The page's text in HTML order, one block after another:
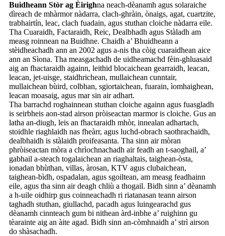
Buidheann Stòr ag Èirighna neach-dèanamh agus solaraiche
dìreach de mhàrmor nàdarra, clach-ghràin, ònaigs, agat, cuartzite,
trabhairtín, leac, clach fuadain, agus stuthan cloiche nàdarra eile.
Tha Cuaraidh, Factaraidh, Reic, Dealbhadh agus Stàladh am
measg roinnean na Buidhne. Chaidh a’ Bhuidheann a
stèidheachadh ann an 2002 agus a-nis tha còig cuaraidhean aice
ann an Sìona. Tha measgachadh de uidheamachd fèin-ghluasaid
aig an fhactaraidh againn, leithid blocaichean gearraidh, leacan,
leacan, jet-uisge, staidhrichean, mullaichean cunntair,
mullaichean bùird, colbhan, sgiortaichean, fuarain, ìomhaighean,
leacan moasaig, agus mar sin air adhart.
Tha barrachd roghainnean stuthan cloiche againn agus fuasgladh
is seirbheis aon-stad airson pròiseactan marmor is cloiche. Gus an
latha an-diugh, leis an fhactaraidh mhòr, innealan adhartach,
stoidhle riaghlaidh nas fheàrr, agus luchd-obrach saothrachaidh,
dealbhaidh is stàlaidh proifeasanta. Tha sinn air mòran
phròiseactan mòra a chrìochnachadh air feadh an t-saoghail, a’
gabhail a-steach togalaichean an riaghaltais, taighean-òsta,
ionadan bhùthan, villas, àrosan, KTV agus clubaichean,
taighean-bìdh, ospadalan, agus sgoiltean, am measg feadhainn
eile, agus tha sinn air deagh chliù a thogail. Bidh sinn a’ dèanamh
a h-uile oidhirp gus coinneachadh ri riatanasan teann airson
taghadh stuthan, giullachd, pacadh agus luingearachd gus
dèanamh cinnteach gum bi nithean àrd-inbhe a’ ruighinn gu
tèarainte aig an àite agad. Bidh sinn an-còmhnaidh a’ strì airson
do shàsachadh.